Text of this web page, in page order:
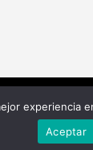
Aceptar